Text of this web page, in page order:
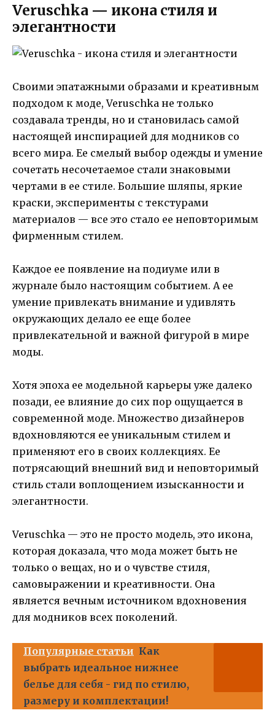
Veruschka — икона стиля и
элегантности
Своими эпатажными образами и креативным
подходом к моде, Veruschka не только
создавала тренды, но и становилась самой
настоящей инспирацией для модников со
всего мира. Ее смелый выбор одежды и умение
сочетать несочетаемое стали знаковыми
чертами в ее стиле. Большие шляпы, яркие
краски, эксперименты с текстурами
материалов — все это стало ее неповторимым
фирменным стилем.
Каждое ее появление на подиуме или в
журнале было настоящим событием. А ее
умение привлекать внимание и удивлять
окружающих делало ее еще более
привлекательной и важной фигурой в мире
моды.
Хотя эпоха ее модельной карьеры уже далеко
позади, ее влияние до сих пор ощущается в
современной моде. Множество дизайнеров
вдохновляются ее уникальным стилем и
применяют его в своих коллекциях. Ее
потрясающий внешний вид и неповторимый
стиль стали воплощением изысканности и
элегантности.
Veruschka — это не просто модель, это икона,
которая доказала, что мода может быть не
только о вещах, но и о чувстве стиля,
самовыражении и креативности. Она
является вечным источником вдохновения
для модников всех поколений.
Популярные статьи Как
выбрать идеальное нижнее
белье для себя - гид по стилю,
размеру и комплектации!